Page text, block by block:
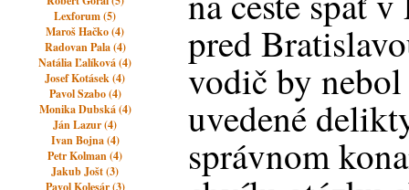
Lexforum (5)
Maroš Hačko (4)
Radovan Pala (4)
Natália Ľalíková (4)
Josef Kotásek (4)
Pavol Szabo (4)
Monika Dubská (4)
Ján Lazur (4)
Ivan Bojna (4)
Petr Kolman (4)
Jakub Jošt (3)
Pavol Kolesár (3)
pred
vodič by nebol
uvedené
správnom